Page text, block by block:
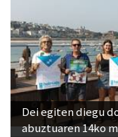
Dei egiten diegu
abuztuaren 14ko